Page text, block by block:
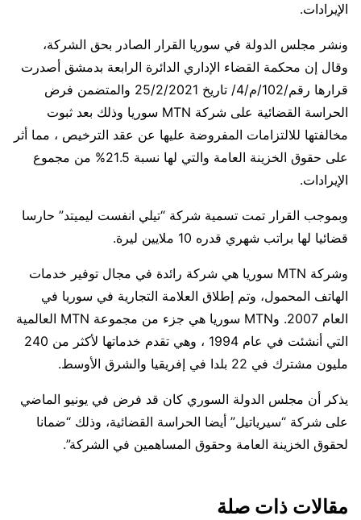
الإيرادات.
ونشر مجلس الدولة في سوريا القرار الصادر بحق الشركة،
وقال إن محكمة القضاء الإداري الدائرة الرابعة بدمشق أصدرت
قرارها رقم/102/م/4/ تاريخ 25/2/2021 والمتضمن فرض
الحراسة القضائية على شركة MTN سوريا وذلك بعد ثبوت
مخالفتها للالتزامات المفروضة عليها عن عقد الترخيص ، مما أثر
على حقوق الخزينة العامة والتي لها نسبة 21.5% من مجموع
الإيرادات.
وبموجب القرار تمت تسمية شركة “تيلي انفست ليميتد” حارسا
قضائيا لها براتب شهري قدره 10 ملايين ليرة.
وشركة MTN سوريا هي شركة رائدة في مجال توفير خدمات
الهاتف المحمول، وتم إطلاق العلامة التجارية في سوريا في
العام 2007. وMTN سوريا هي جزء من مجموعة MTN العالمية
التي أنشئت في عام 1994 ، وهي تقدم خدماتها لأكثر من 240
مليون مشترك في 22 بلدا في إفريقيا والشرق الأوسط.
يذكر أن مجلس الدولة السوري كان قد فرض في يونيو الماضي
على شركة “سيرياتيل” أيضا الحراسة القضائية، وذلك “ضمانا
لحقوق الخزينة العامة وحقوق المساهمين في الشركة”.
مقالات ذات صلة